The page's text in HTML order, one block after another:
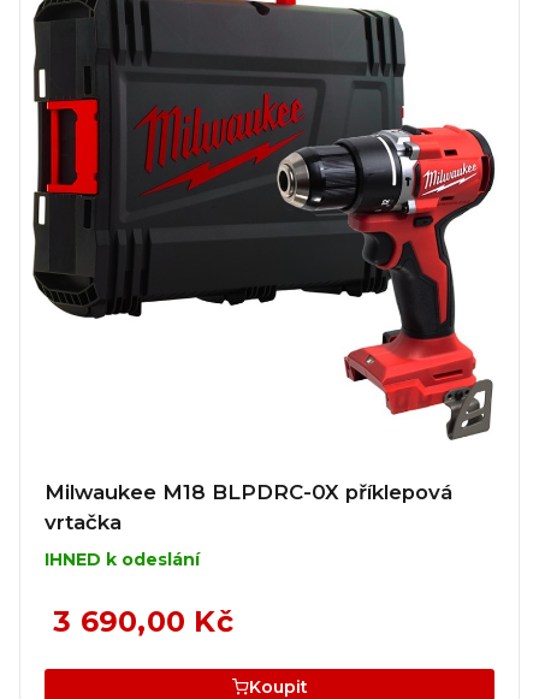
Milwaukee M18 BLPDRC-0X příklepová
vrtačka
IHNED k odeslání
3 690,00 Kč
Koupit